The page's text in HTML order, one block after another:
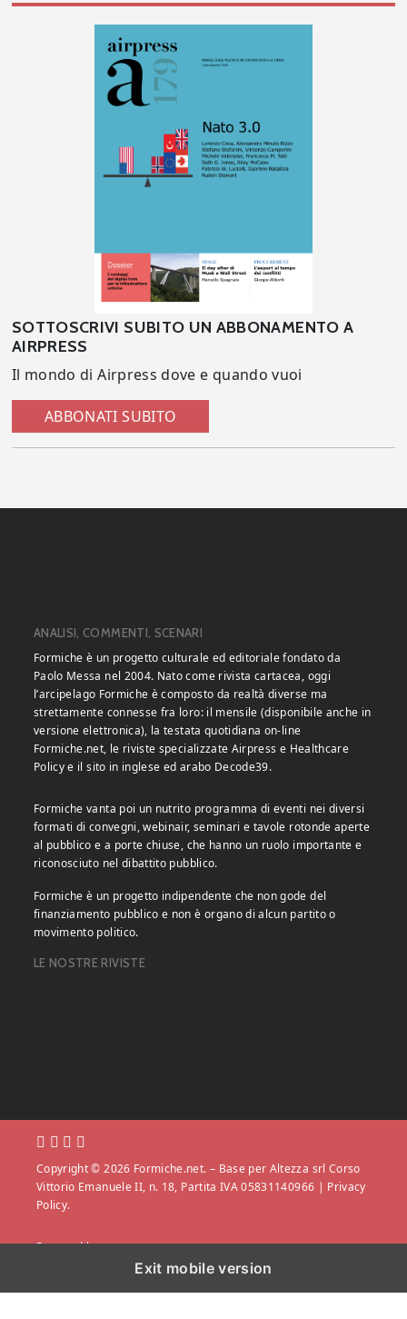
SOTTOSCRIVI SUBITO UN ABBONAMENTO A
AIRPRESS
Il mondo di Airpress dove e quando vuoi
ABBONATI SUBITO
ANALISI, COMMENTI, SCENARI
Formiche è un progetto culturale ed editoriale fondato da
Paolo Messa nel 2004. Nato come rivista cartacea, oggi
l’arcipelago Formiche è composto da realtà diverse ma
strettamente connesse fra loro: il mensile (disponibile anche in
versione elettronica), la testata quotidiana on-line
Formiche.net, le riviste specializzate Airpress e Healthcare
Policy e il sito in inglese ed arabo Decode39.
Formiche vanta poi un nutrito programma di eventi nei diversi
formati di convegni, webinair, seminari e tavole rotonde aperte
al pubblico e a porte chiuse, che hanno un ruolo importante e
riconosciuto nel dibattito pubblico.
Formiche è un progetto indipendente che non gode del
finanziamento pubblico e non è organo di alcun partito o
movimento politico.
LE NOSTRE RIVISTE
Copyright © 2026 Formiche.net. – Base per Altezza srl Corso
Vittorio Emanuele II, n. 18, Partita IVA 05831140966 | Privacy
Policy.
Powered by
Exit mobile version